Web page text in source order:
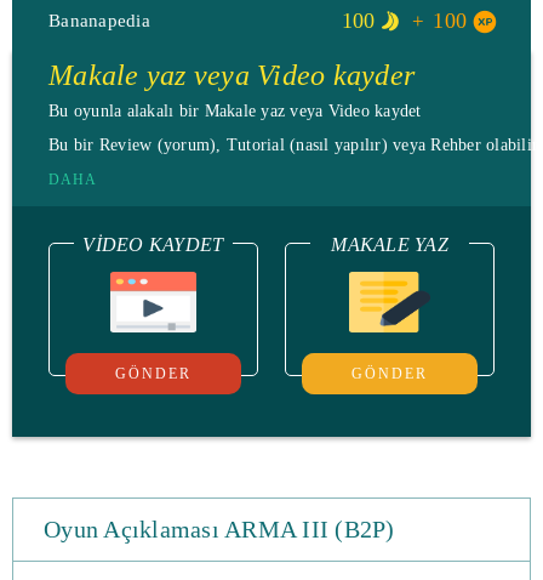
Bananapedia 100 100
Makale yaz veya Video kayder
Bu oyunla alakalı bir Makale yaz veya Video kaydet
Bu bir Review (yorum), Tutorial (nasıl yapılır) veya Rehber
DAHA
VIDEO KAYDET
GÖNDER
MAKALE YAZ
GÖNDER
Oyun Açıklaması ARMA III (B2P)